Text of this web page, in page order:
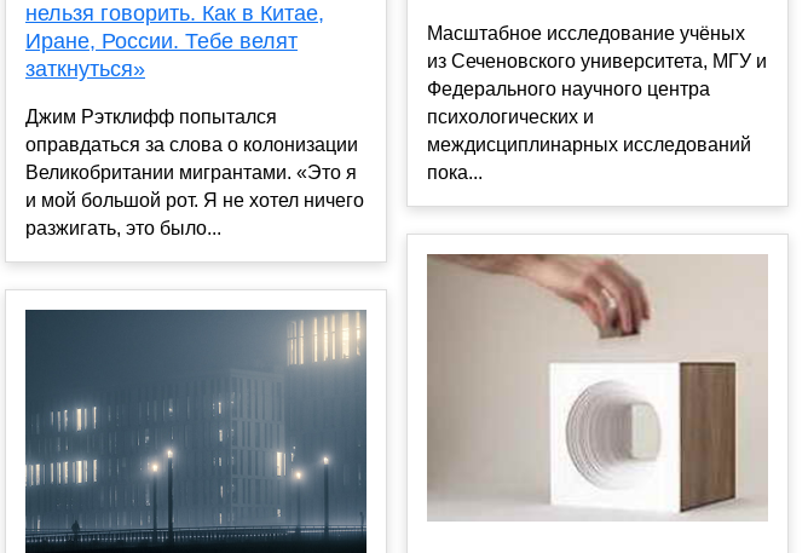
нельзя говорить. Как в Китае,
Иране, России. Тебе велят
заткнуться»
Джим Рэтклифф попытался
оправдаться за слова о колонизации
Великобритании мигрантами. «Это я
и мой большой рот. Я не хотел ничего
разжигать, это было...
Масштабное исследование учёных
из Сеченовского университета, МГУ и
Федерального научного центра
психологических и
междисциплинарных исследований
пока...